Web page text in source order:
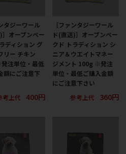
タジーワール
］オーブンベー
ディション グ
リー チキン
注単位・最低
額にご注意下
考上代
400円
［ファンタジーワール
ド(直送)］オーブンベー
クド トラディション シ
ニア＆ウエイトマネー
ジメント 100g ※発注
単位・最低ご購入金額
にご注意下さい
参考上代
360円